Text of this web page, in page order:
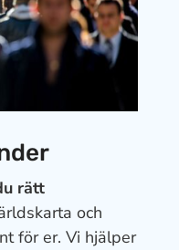
rätt
och
för er. Vi hjälper